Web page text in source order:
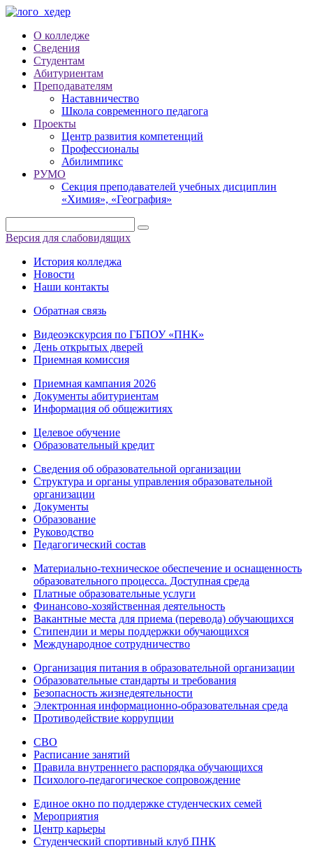
О колледже
Сведения
Студентам
Абитуриентам
Преподавателям
Наставничество
Школа современного педагога
Проекты
Центр развития компетенций
Профессионалы
Абилимпикс
РУМО
Секция преподавателей учебных дисциплин
«Химия», «География»
Версия для слабовидящих
История колледжа
Новости
Наши контакты
Обратная связь
Видеоэкскурсия по ГБПОУ «ПНК»
День открытых дверей
Приемная комиссия
Приемная кампания 2026
Дoкументы абитуриентам
Информация об общежитиях
Целевое обучение
Образовательный кредит
Сведения об образовательной организации
Структура и органы управления образовательной
организации
Документы
Образование
Руководство
Педагогический состав
Материально-техническое обеспечение и оснащенность
образовательного процесса. Доступная среда
Платные образовательные услуги
Финансово-хозяйственная деятельность
Вакантные места для приема (перевода) обучающихся
Стипендии и меры поддержки обучающихся
Международное сотрудничество
Организация питания в образовательной организации
Образовательные стандарты и требования
Безопасность жизнедеятельности
Электронная информационно-образовательная среда
Противодействие коррупции
СВО
Расписание занятий
Правила внутреннего распорядка обучающихся
Психолого-педагогическое сопровождение
Единое окно по поддержке студенческих семей
Мероприятия
Центр карьеры
Студенческий спортивный клуб ПНК